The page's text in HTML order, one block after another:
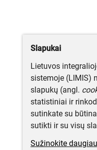
Slapukai
Lietuvos
sistemoje (LIMIS)
slapukų (angl.
statistiniai ir
sutinkate su
sutikti ir su visų
Sužinokite